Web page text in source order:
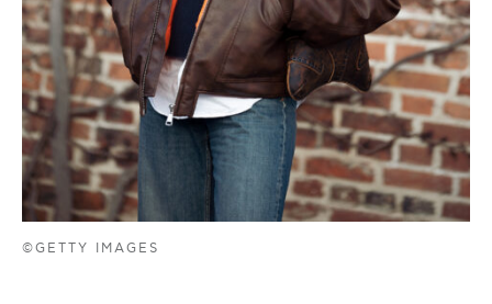
©GETTY IMAGES